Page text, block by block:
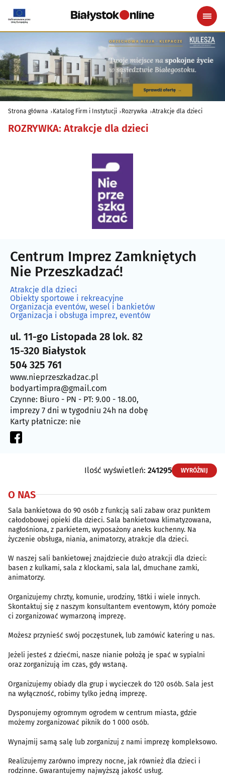
Strona główna Katalog Firm i Instytucji Rozrywka Atrakcje dla dzieci
ROZRYWKA: Atrakcje dla dzieci
Centrum Imprez Zamkniętych
Nie Przeszkadzać!
Atrakcje dla dzieci
Obiekty sportowe i rekreacyjne
Organizacja eventów, wesel i bankietów
Organizacja i obsługa imprez, eventów
ul. 11-go Listopada 28 lok. 82
15-320 Białystok
504 325 761
www.nieprzeszkadzac.pl
bodyartimpra@gmail.com
Czynne: Biuro - PN - PT: 9.00 - 18.00,
imprezy 7 dni w tygodniu 24h na dobę
Karty płatnicze: nie
Ilość wyświetleń: 241295 WYRÓŻNIJ
O NAS
Sala bankietowa do 90 osób z funkcją sali zabaw oraz punktem
całodobowej opieki dla dzieci. Sala bankietowa klimatyzowana,
nagłośniona, z parkietem, wyposażony aneks kuchenny. Na
życzenie obsługa, niania, animatorzy, atrakcje dla dzieci.
W naszej sali bankietowej znajdziecie dużo atrakcji dla dzieci:
basen z kulkami, sala z klockami, sala lal, dmuchane zamki,
animatorzy.
Organizujemy chrzty, komunie, urodziny, 18tki i wiele innych.
Skontaktuj się z naszym konsultantem eventowym, który pomoże
ci zorganizować wymarzoną imprezę.
Możesz przynieść swój poczęstunek, lub zamówić katering u nas.
Jeżeli jesteś z dziećmi, nasze nianie położą je spać w sypialni
oraz zorganizują im czas, gdy wstaną.
Organizujemy obiady dla grup i wycieczek do 120 osób. Sala jest
na wyłączność, robimy tylko jedną imprezę.
Dysponujemy ogromnym ogrodem w centrum miasta, gdzie
możemy zorganizować piknik do 1 000 osób.
Wynajmij samą salę lub zorganizuj z nami imprezę kompleksowo.
Realizujemy zarówno imprezy nocne, jak również dla dzieci i
rodzinne. Gwarantujemy najwyższą jakość usług.